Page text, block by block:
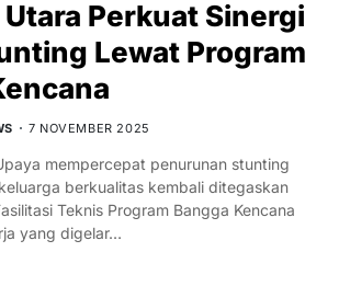
Perkuat Sinergi
Lewat Program
7 NOVEMBER 2025
mempercepat penurunan stunting
berkualitas kembali ditegaskan
Teknis Program Bangga Kencana
yang digelar…